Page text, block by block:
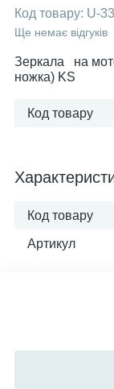
Код товару: U-
Ще немає відгуків
Зеркала на
ножка) KS
Код товару
Код товару
Артикул